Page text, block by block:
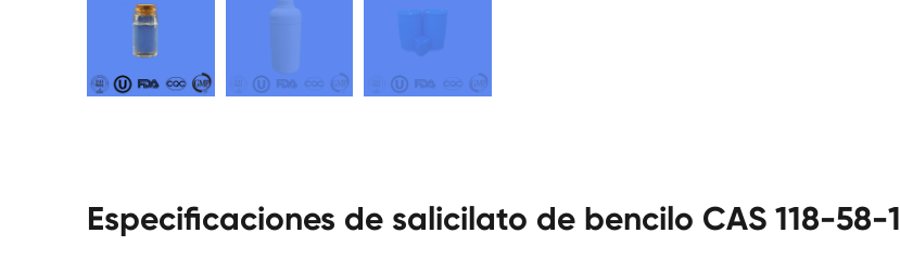
Especificaciones de salicilato de bencilo CAS 118-58-1